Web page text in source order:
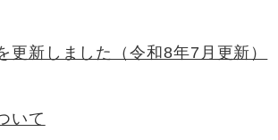
更新しました（令和8年7月更新）
いて